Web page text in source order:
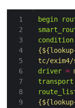
3
4
5
6
7
8
9
begin
condition
tc/
driver =
transport